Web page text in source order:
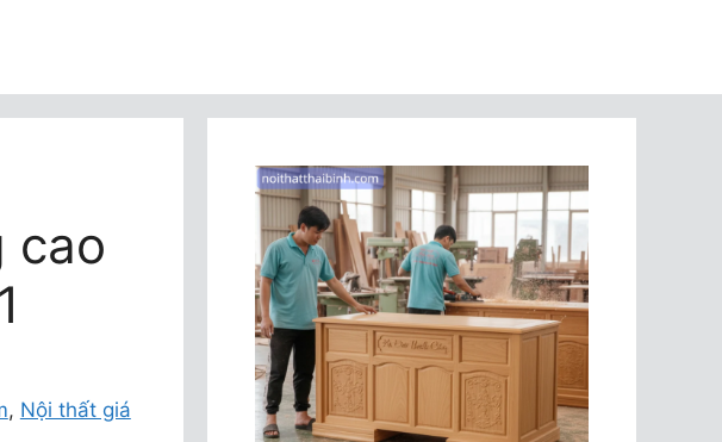
cao
, Nội thất giá